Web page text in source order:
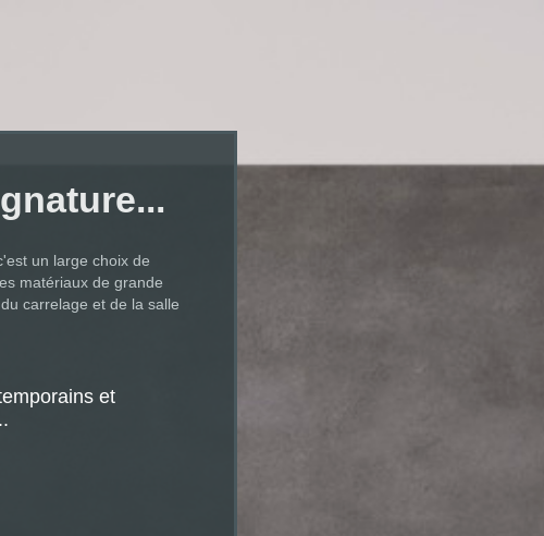
un large choix de
matériaux de grande
carrelage et de la salle
et